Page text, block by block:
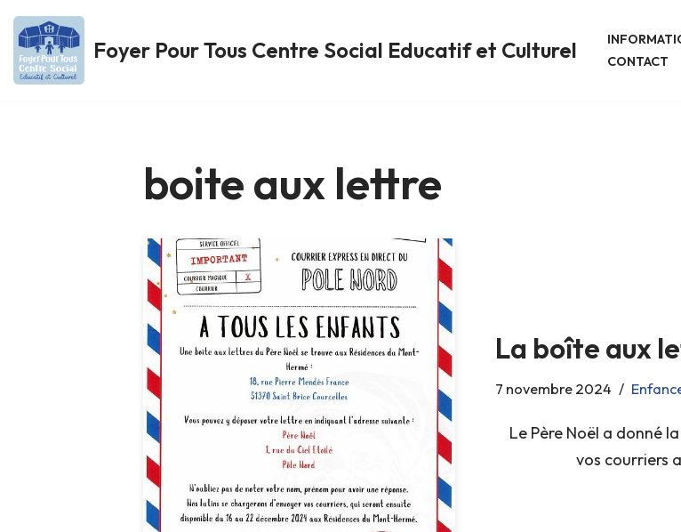
Aller
au
Foyer Pour Tous Centre Social Educatif et Culturel
CONTACT
boite aux lettre
La boîte aux
7 novembre 2024
Le Père Noël a donné
vos courriers